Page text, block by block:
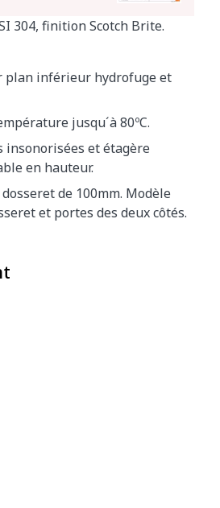
304, finition Scotch Brite.
plan inférieur hydrofuge et
jusqu´à 80ºC.
insonorisées et étagère
en hauteur.
de 100mm. Modèle
et portes des deux côtés.